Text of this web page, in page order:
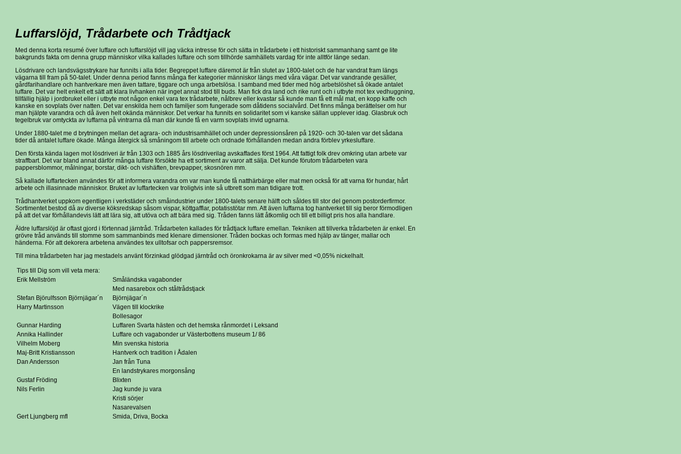
Luffarslöjd, Trådarbete och Trådtjack
Med denna korta resumé över luffare och luffarslöjd vill jag väcka intresse för och sätta in trådarbete i ett historiskt sammanhang samt ge lite
bakgrunds fakta om denna grupp människor vilka kallades luffare och som tillhörde samhällets vardag för inte alltför länge sedan.
Lösdrivare och landsvägsstrykare har funnits i alla tider. Begreppet luffare däremot är från slutet av 1800-talet och de har vandrat fram längs
vägarna till fram på 50-talet. Under denna period fanns många fler kategorier människor längs med våra vägar. Det var vandrande gesäller,
gårdfarihandlare och hantverkare men även tattare, tiggare och unga arbetslösa. I samband med tider med hög arbetslöshet så ökade antalet
luffare. Det var helt enkelt ett sätt att klara livhanken när inget annat stod till buds. Man fick dra land och rike runt och i utbyte mot tex vedhuggning,
tillfällig hjälp i jordbruket eller i utbyte mot någon enkel vara tex trådarbete, nålbrev eller kvastar så kunde man få ett mål mat, en kopp kaffe och
kanske en sovplats över natten. Det var enskilda hem och familjer som fungerade som dåtidens socialvård. Det finns många berättelser om hur
man hjälpte varandra och då även helt okända människor. Det verkar ha funnits en solidaritet som vi kanske sällan upplever idag. Glasbruk och
tegelbruk var omtyckta av luffarna på vintrarna då man där kunde få en varm sovplats invid ugnarna.
Under 1880-talet me d brytningen mellan det agrara- och industrisamhället och under depressionsåren på 1920- och 30-talen var det sådana
tider då antalet luffare ökade. Många återgick så småningom till arbete och ordnade förhållanden medan andra förblev yrkesluffare.
Den första kända lagen mot lösdriveri är från 1303 och 1885 års lösdriverilag avskaffades först 1964. Att fattigt folk drev omkring utan arbete var
straffbart. Det var bland annat därför många luffare försökte ha ett sortiment av varor att sälja. Det kunde förutom trådarbeten vara
pappersblommor, målningar, borstar, dikt- och vishäften, brevpapper, skosnören mm.
Så kallade luffartecken användes för att informera varandra om var man kunde få natthärbärge eller mat men också för att varna för hundar, hårt
arbete och illasinnade människor. Bruket av luffartecken var troligtvis inte så utbrett som man tidigare trott.
Trådhantverket uppkom egentligen i verkstäder och småindustrier under 1800-talets senare hälft och såldes till stor del genom postorderfirmor.
Sortimentet bestod då av diverse köksredskap såsom vispar, köttgafflar, potatisstötar mm. Att även luffarna tog hantverket till sig beror förmodligen
på att det var förhållandevis lätt att lära sig, att utöva och att bära med sig. Tråden fanns lätt åtkomlig och till ett billigt pris hos alla handlare.
Äldre luffarslöjd är oftast gjord i förtennad järntråd. Trådarbeten kallades för trådtjack luffare emellan. Tekniken att tillverka trådarbeten är enkel. En
grövre tråd används till stomme som sammanbinds med klenare dimensioner. Tråden bockas och formas med hjälp av tänger, mallar och
händerna. För att dekorera arbetena användes tex ulltofsar och pappersremsor.
Till mina trådarbeten har jag mestadels använt förzinkad glödgad järntråd och öronkrokarna är av silver med <0,05% nickelhalt.
Tips till Dig som vill veta mera:
Erik Mellström
Småländska vagabonder
Med nasarebox och ståltrådstjack
Stefan Björulfsson Björnjägar´n
Björnjägar´n
Harry Martinsson
Vägen till klockrike
Bollesagor
Gunnar Harding
Luffaren Svarta hästen och det hemska rånmordet i Leksand
Annika Hallinder
Luffare och vagabonder ur Västerbottens museum 1/ 86
Vilhelm Moberg
Min svenska historia
Maj-Britt Kristiansson
Hantverk och tradition i Ådalen
Dan Andersson
Jan från Tuna
En landstrykares morgonsång
Gustaf Fröding
Blixten
Nils Ferlin
Jag kunde ju vara
Kristi sörjer
Nasarevalsen
Gert Ljungberg mfl
Smida, Driva, Bocka